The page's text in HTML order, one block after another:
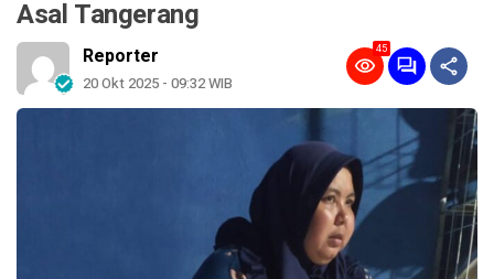
Asal Tangerang
Reporter
20 Okt 2025 - 09:32 WIB
45